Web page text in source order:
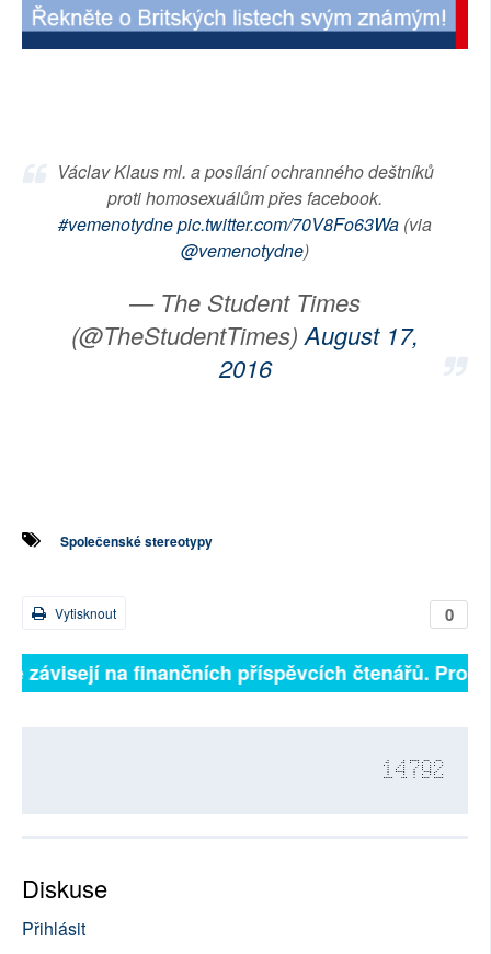
SOCIÁLNÍ SÍTĚ
Václav Klaus ml. a posílání ochranného deštníků
proti homosexuálům přes facebook.
#vemenotydnepic.twitter.com/70V8Fo63Wa (via
@vemenotydne)
— The Student Times
(@TheStudentTimes) August 17,
2016
Společenské stereotypy
0
Vytisknout
závisejí na finančních příspěvcích čtenářů.
14792
Diskuse
Přihlásit